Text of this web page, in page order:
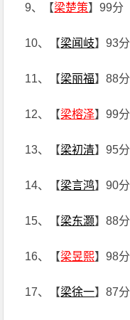
9、【梁楚策】99分
10、【梁闻岐】93分
11、【梁丽福】88分
12、【梁榕泽】99分
13、【梁初清】95分
14、【梁言鸿】90分
15、【梁东灏】88分
16、【梁昱熙】98分
17、【梁徐一】87分